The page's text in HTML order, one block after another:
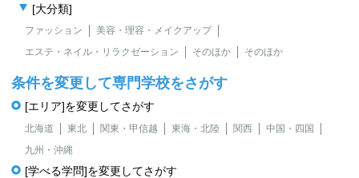
[大分類]
ファッション
美容・理容・メイクアップ
エステ・ネイル・リラクゼーション
そのほか そのほか
条件を変更して専門学校をさがす
[エリア]を変更してさがす
北海道 東北 関東・甲信越 東海・北陸 関西
中国・四国
九州・沖縄
[学べる学問]を変更してさがす